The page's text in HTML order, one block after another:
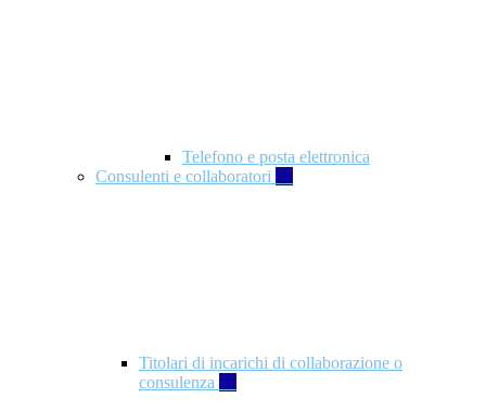
Telefono e posta elettronica
Consulenti e collaboratori 57
Titolari di incarichi di collaborazione o
consulenza 57